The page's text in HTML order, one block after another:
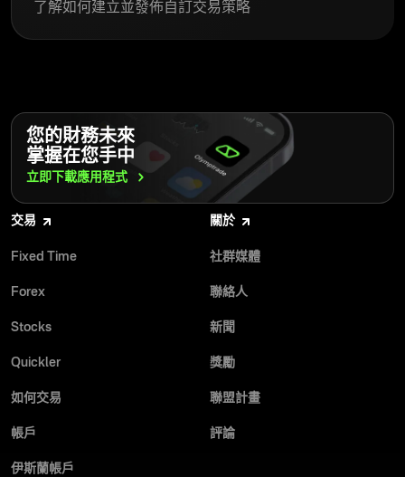
了解如何建立並發佈自訂交易策略
您的財務未來
掌握在您手中
立即下載應用程式
交易
Fixed Time
Forex
Stocks
Quickler
如何交易
帳戶
伊斯蘭帳戶
關於
社群媒體
聯絡人
新聞
獎勵
聯盟計畫
評論